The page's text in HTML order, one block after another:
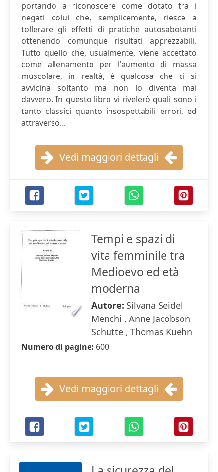
portando a riconoscere come dotato tra i
negati colui che, semplicemente, riesce a
tollerare gli effetti di pratiche autosabotanti
ottenendo comunque risultati apprezzabili.
Tutto quello che, usualmente, viene accettato
come allenamento per l'aumento di massa
muscolare, in realtà, è qualcosa che ci si
avvicina soltanto ma non lo diventa mai
davvero. In questo libro vi rivelerò quali sono i
tanto classici quanto insospettabili errori, ed
attraverso...
Vedi maggiori dettagli
Tempi e spazi di
vita femminile tra
Medioevo ed età
moderna
Autore: Silvana Seidel
Menchi , Anne Jacobson
Schutte , Thomas Kuehn
Numero di pagine: 600
Vedi maggiori dettagli